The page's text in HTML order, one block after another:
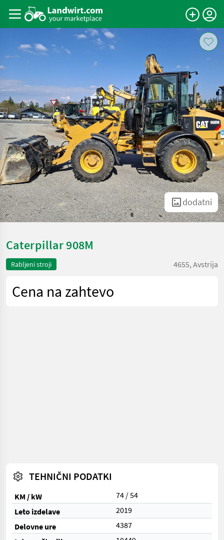
dodatni
Caterpillar 908M
Rabljeni stroji 4655, Avstrija
Cena na zahtevo
TEHNIČNI PODATKI
KM / kW
74 / 54
Leto izdelave
2019
Delovne ure
4387